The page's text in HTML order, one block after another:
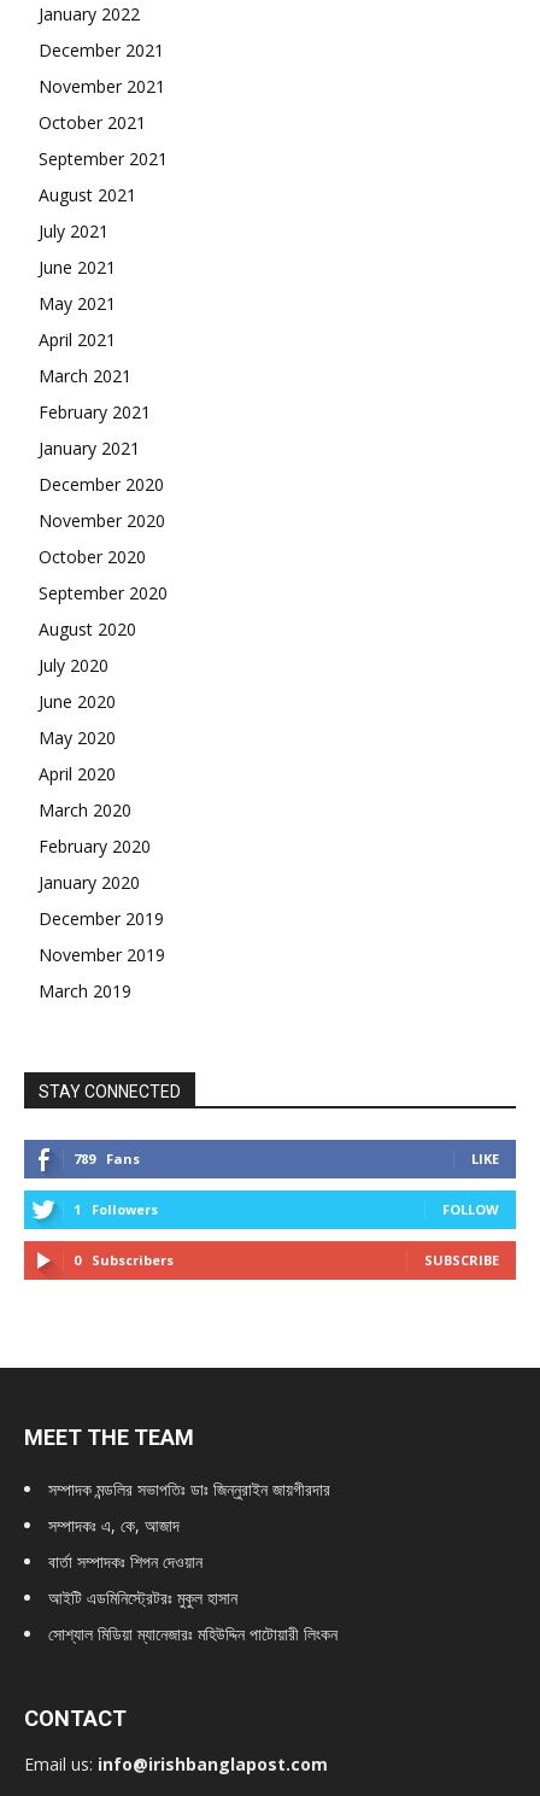
January 2022
December 2021
November 2021
October 2021
September 2021
August 2021
July 2021
June 2021
May 2021
April 2021
March 2021
February 2021
January 2021
December 2020
November 2020
October 2020
September 2020
August 2020
July 2020
June 2020
May 2020
April 2020
March 2020
February 2020
January 2020
December 2019
November 2019
March 2019
STAY CONNECTED
789 Fans LIKE
1 Followers FOLLOW
0 Subscribers SUBSCRIBE
MEET THE TEAM
সম্পাদক মন্ডলির সভাপতিঃ ডাঃ জিন্নুরাইন জায়গীরদার
সম্পাদকঃ এ, কে, আজাদ
বার্তা সম্পাদকঃ শিপন দেওয়ান
আইটি এডমিনিস্ট্রেটরঃ মুকুল হাসান
সোশ্যাল মিডিয়া ম্যানেজারঃ মহিউদ্দিন পাটোয়ারী লিংকন
CONTACT
Email us: info@irishbanglapost.com